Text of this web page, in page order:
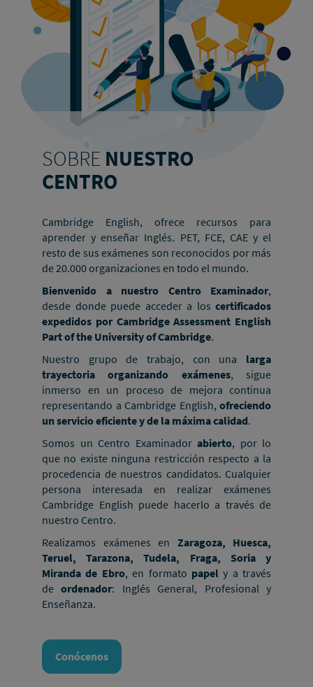
SOBRE NUESTRO
CENTRO
Cambridge English, ofrece recursos para
aprender y enseñar Inglés. PET, FCE, CAE y el
resto de sus exámenes son reconocidos por más
de 20.000 organizaciones en todo el mundo.
Bienvenido a nuestro Centro Examinador,
desde donde puede acceder a los certificados
expedidos por Cambridge Assessment English
Part of the University of Cambridge.
Nuestro grupo de trabajo, con una larga
trayectoria organizando exámenes, sigue
inmerso en un proceso de mejora continua
representando a Cambridge English, ofreciendo
un servicio eficiente y de la máxima calidad.
Somos un Centro Examinador abierto, por lo
que no existe ninguna restricción respecto a la
procedencia de nuestros candidatos. Cualquier
persona interesada en realizar exámenes
Cambridge English puede hacerlo a través de
nuestro Centro.
Realizamos exámenes en Zaragoza, Huesca,
Teruel, Tarazona, Tudela, Fraga, Soria y
Miranda de Ebro, en formato papely a través
deordenador: Inglés General, Profesional y
Enseñanza.
Conócenos